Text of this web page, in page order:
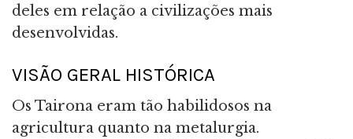
deles em relação a civilizações mais
desenvolvidas.
VISÃO GERAL HISTÓRICA
Os Tairona eram tão habilidosos na
agricultura quanto na metalurgia.